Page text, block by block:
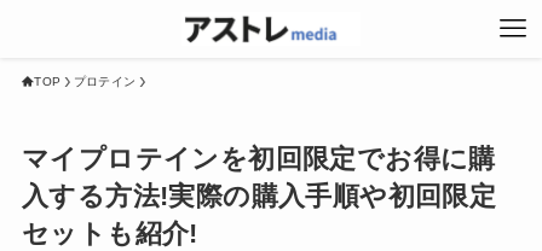
TOP プロテイン
マイプロテインを初回限定でお得に購
入する方法!実際の購入手順や初回限定
セットも紹介!